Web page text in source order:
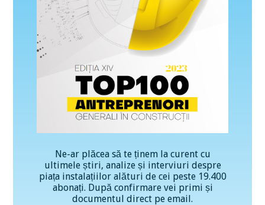
Ne-ar plăcea să te ținem la curent cu
ultimele știri, analize și interviuri despre
piața instalațiilor alături de cei peste 19.400
abonați. După confirmare vei primi și
documentul direct pe email.